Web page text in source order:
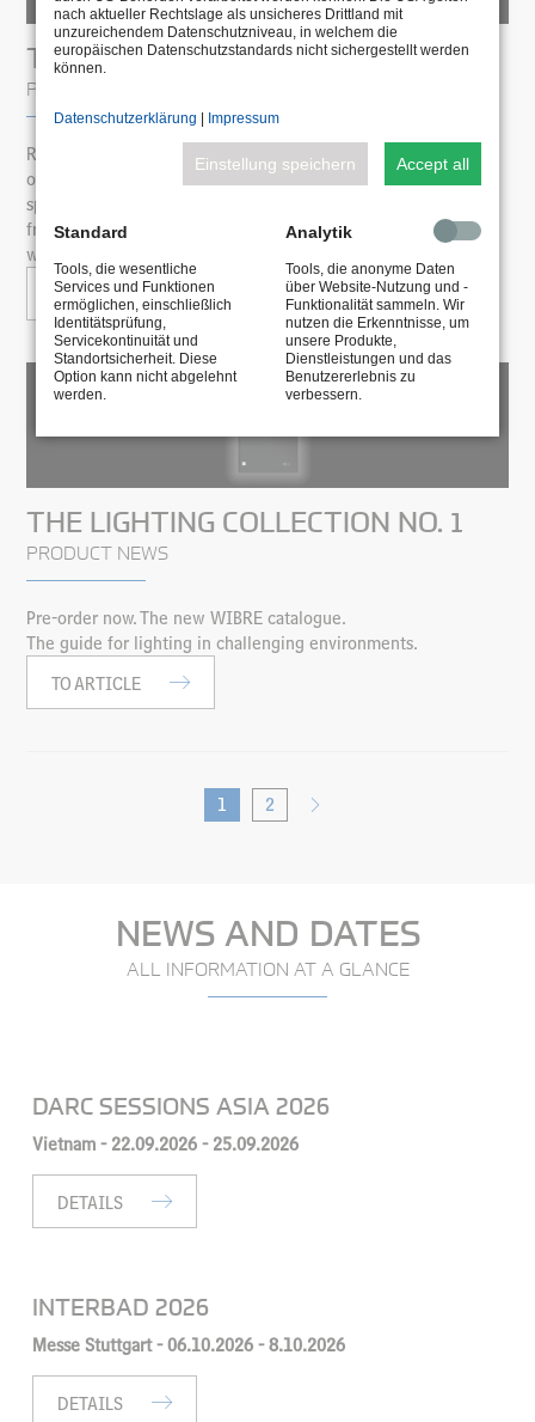
THINK LINEAR. THE NEW 502 EN
PRODUCT NEWS
Reliable planning, clear, straightforward. A versatile, cost-
optimising and uncompromising underwater recessed
spotlight. This is the 502 - an elegant-looking linear luminaire
from the Centum family for medium-sized and larger pools as
well as other underwater areas.
TO ARTICLE
THE LIGHTING COLLECTION NO. 1
PRODUCT NEWS
Pre-order now. The new WIBRE catalogue.
The guide for lighting in challenging environments.
TO ARTICLE
1 2
NEWS AND DATES
ALL INFORMATION AT A GLANCE
DARC SESSIONS ASIA 2026
Vietnam - 22.09.2026 - 25.09.2026
DETAILS
INTERBAD 2026
Messe Stuttgart -06.10.2026 - 8.10.2026
DETAILS
nach aktueller Rechtslage als unsicheres Drittland mit
unzureichendem Datenschutzniveau, in welchem die
europäischen Datenschutzstandards nicht sichergestellt werden
können.
Datenschutzerklärung Impressum
Einstellung speichern Accept all
Standard
Tools, die wesentliche
Services und Funktionen
ermöglichen, einschließlich
Identitätsprüfung,
Servicekontinuität und
Standortsicherheit. Diese
Option kann nicht abgelehnt
werden.
Analytik
Tools, die anonyme Daten
über Website-Nutzung und -
Funktionalität sammeln. Wir
nutzen die Erkenntnisse, um
unsere Produkte,
Dienstleistungen und das
Benutzererlebnis zu
verbessern.